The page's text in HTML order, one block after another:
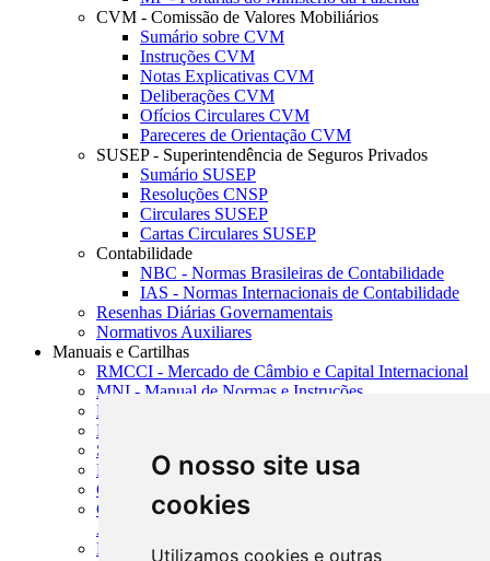
O nosso site usa
cookies
Utilizamos cookies e outras
CVM - Comissão de Valores Mobiliários
Sumário sobre CVM
Instruções CVM
Notas Explicativas CVM
Deliberações CVM
Ofícios Circulares CVM
Pareceres de Orientação CVM
SUSEP - Superintendência de Seguros Privados
Sumário SUSEP
Resoluções CNSP
Circulares SUSEP
Cartas Circulares SUSEP
Contabilidade
NBC - Normas Brasileiras de Contabilidade
IAS - Normas Internacionais de Contabilidade
Resenhas Diárias Governamentais
Normativos Auxiliares
Manuais e Cartilhas
RMCCI - Mercado de Câmbio e Capital Internacional
MNI - Manual de Normas e Instruções
MTVM - Manual de Títulos e Valores Mobiliários
MCR - Manual de Crédito Rural
SISORF - Manual de Organização do SFN
MASUP - Manual de Supervisão Bancária
CADOC - Catálogo de Documentos
CNAE-CONCLA - Classificação Nacional de
Atividades Econômicas
PMF - Cartilhas do BCB